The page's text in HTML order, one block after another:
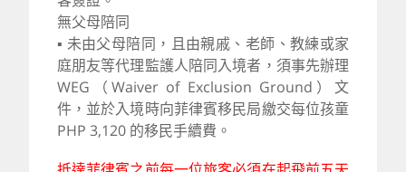
無父母陪同
▪ 未由父母陪同，且由親戚、老師、教練或家
庭朋友等代理監護人陪同入境者，須事先辦理
WEG（Waiver of Exclusion Ground）文
件，並於入境時向菲律賓移民局繳交每位孩童
PHP 3,120 的移民手續費。